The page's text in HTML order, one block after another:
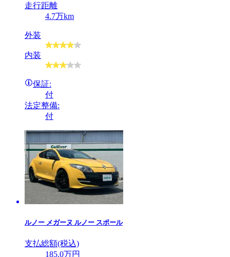
走行距離
4.7万km
外装
内装
保証:
付
法定整備:
付
ルノー メガーヌ ルノー スポール
支払総額(税込)
185.0万円